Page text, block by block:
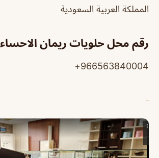
المملكة العربية السعودية
رقم محل حلويات ريمان الاحساء
966563840004+